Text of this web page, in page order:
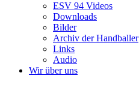
ESV 94 Videos
Downloads
Bilder
Archiv der Handballer
Links
Audio
Wir über uns